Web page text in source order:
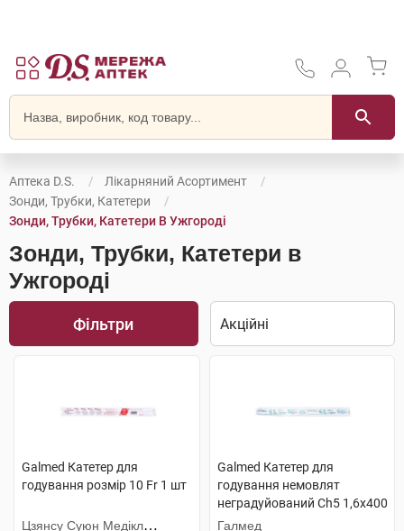
Аптека D.S.
Лікарняний Асортимент
Зонди, Трубки, Катетери
Зонди, Трубки, Катетери В Ужгороді
Зонди, Трубки, Катетери в
Ужгороді
Фільтри
Galmed Катетер для
годування розмір 10 Fr 1 шт
Цзянсу Суюн Медікл
Galmed Катетер для
годування немовлят
неградуйований Ch5 1,6x400
мм 1 шт
Галмед